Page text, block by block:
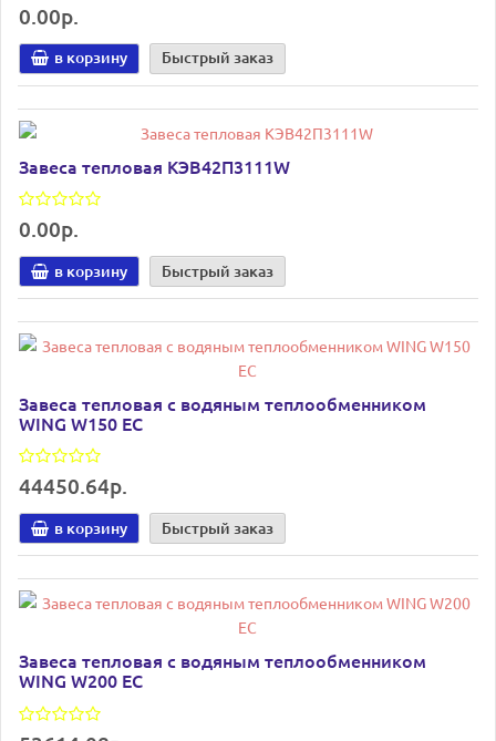
0.00р.
в корзину Быстрый заказ
Завеса тепловая КЭВ42П3111W
0.00р.
в корзину Быстрый заказ
Завеса тепловая с водяным теплообменником
WING W150 EC
44450.64р.
в корзину Быстрый заказ
Завеса тепловая с водяным теплообменником
WING W200 EC